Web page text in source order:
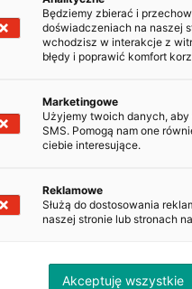
Będziemy zbierać i
doświadczeniach na naszej
wchodzisz w interakcje z
błędy i poprawić komfort
Marketingowe
Użyjemy twoich danych,
SMS. Pomogą nam one
ciebie interesujące.
Reklamowe
Służą do dostosowania
naszej stronie lub stronach
Akceptuję wszystkie